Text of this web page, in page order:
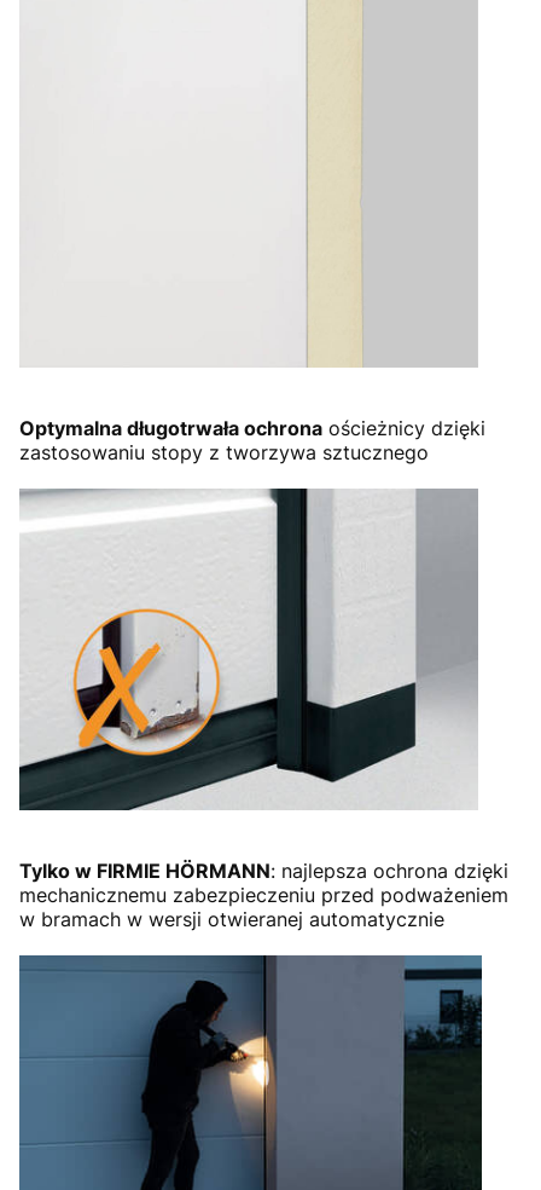
Optymalna długotrwała ochrona ościeżnicy dzięki
zastosowaniu stopy z tworzywa sztucznego
Tylko w FIRMIE HÖRMANN: najlepsza ochrona dzięki
mechanicznemu zabezpieczeniu przed podważeniem
w bramach w wersji otwieranej automatycznie